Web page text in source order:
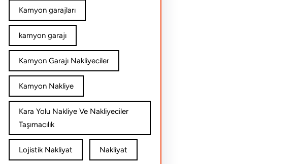
Kamyon garajları
kamyon garajı
Kamyon Garajı Nakliyeciler
Kamyon Nakliye
Kara Yolu Nakliye Ve Nakliyeciler
Taşımacılık
Lojistik Nakliyat Nakliyat